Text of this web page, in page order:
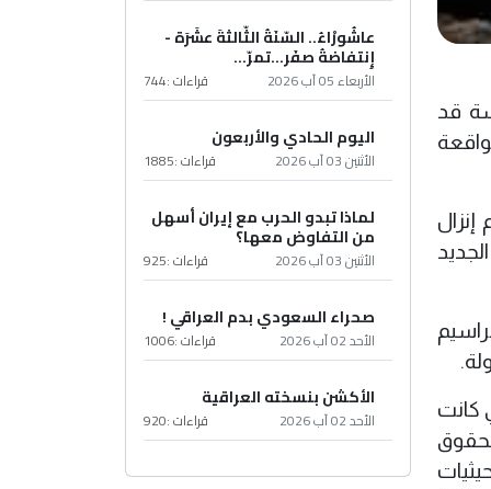
قد
الواقعة
كانت
عاشُورْاءُ.. السّنَةُ الثّالثةَ عشَرَة -
إِنتفاضةُ صفَر…تمرّ...
الأربعاء 05 آب 2026 قراءات :744
اليوم الحادي والأربعون
الأثنين 03 آب 2026 قراءات :1885
لماذا تبدو الحرب مع إيران أسهل
من التفاوض معها؟
الأثنين 03 آب 2026 قراءات :925
صحراء السعودي بدم العراقي !
الأحد 02 آب 2026 قراءات :1006
الأكشن بنسخته العراقية
الأحد 02 آب 2026 قراءات :920